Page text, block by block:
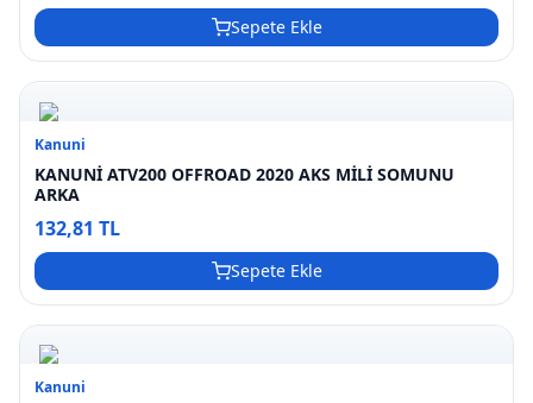
Sepete Ekle
Kanuni
KANUNİ ATV200 OFFROAD 2020 AKS MİLİ SOMUNU
ARKA
132,81 TL
Sepete Ekle
Kanuni